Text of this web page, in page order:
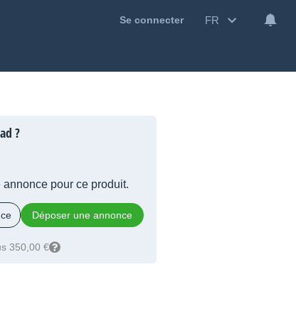
Se connecter FR
?
annonce pour ce produit.
Déposer une annonce
350,00 €